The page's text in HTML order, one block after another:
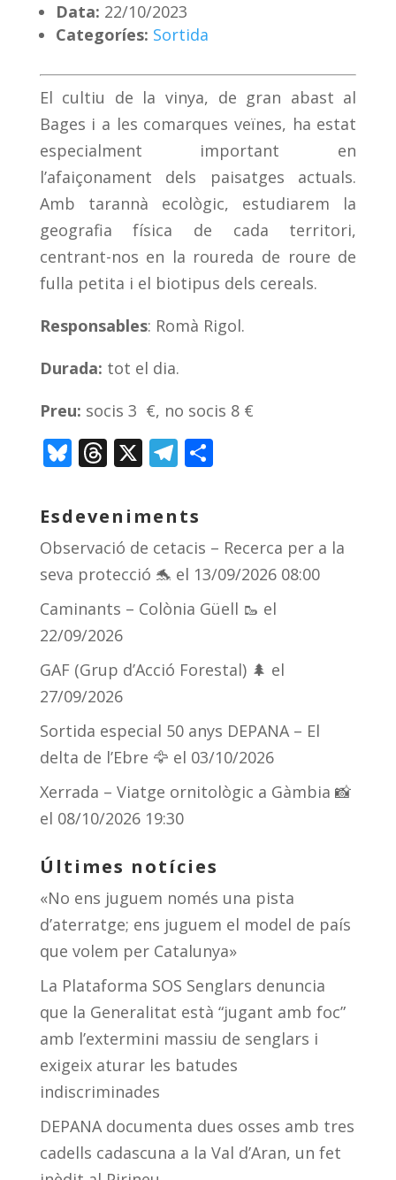
Data: 22/10/2023
Categoríes: Sortida
El cultiu de la vinya, de gran abast al
Bages i a les comarques veïnes, ha estat
especialment important en
l’afaiçonament dels paisatges actuals.
Amb tarannà ecològic, estudiarem la
geografia física de cada territori,
centrant-nos en la roureda de roure de
fulla petita i el biotipus dels cereals.
Responsables: Romà Rigol.
Durada: tot el dia.
Preu: socis 3 €, no socis 8 €
Bl
e
sk
y
T
re
a
d
s
X T
e
gr
a
m
C
p
ar
te
ix
Esdeveniments
Observació de cetacis – Recerca per a la
seva protecció 🐬 el 13/09/2026 08:00
Caminants – Colònia Güell 🥾 el
22/09/2026
GAF (Grup d’Acció Forestal) 🌲 el
27/09/2026
Sortida especial 50 anys DEPANA – El
delta de l’Ebre 🦅 el 03/10/2026
Xerrada – Viatge ornitològic a Gàmbia 📸
el 08/10/2026 19:30
Últimes notícies
«No ens juguem només una pista
d’aterratge; ens juguem el model de país
que volem per Catalunya»
La Plataforma SOS Senglars denuncia
que la Generalitat està “jugant amb foc”
amb l’extermini massiu de senglars i
exigeix aturar les batudes
indiscriminades
DEPANA documenta dues osses amb tres
cadells cadascuna a la Val d’Aran, un fet